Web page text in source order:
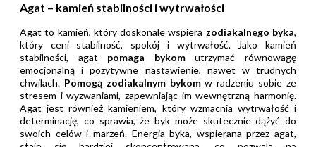
Agat – kamień stabilności i wytrwałości
Agat to kamień, który doskonale wspiera zodiakalnego byka,
który ceni stabilność, spokój i wytrwałość. Jako kamień
stabilności, agat pomaga bykomutrzymać równowagę
emocjonalną i pozytywne nastawienie, nawet w trudnych
chwilach. Pomogą zodiakalnym bykomw radzeniu sobie ze
stresem i wyzwaniami, zapewniając im wewnętrzną harmonię.
Agat jest również kamieniem, który wzmacnia wytrwałość i
determinację, co sprawia, że byk może skutecznie dążyć do
swoich celów i marzeń. Energia byka, wspierana przez agat,